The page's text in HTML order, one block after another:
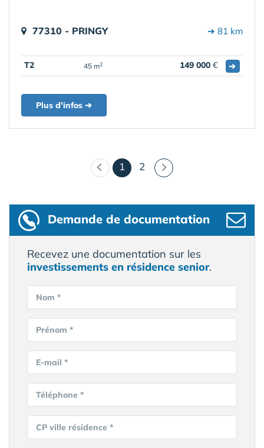
77310 - PRINGY ➔ 81 km
T2 45 m2 149 000 € ➔
Plus d'infos ➔
1 (courant)
2
Demande de documentation
Recevez une documentation sur les
investissements en résidence senior.
Nom *
Prénom *
E-mail *
Téléphone *
CP ville résidence *